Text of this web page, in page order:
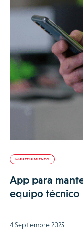
MANTENIMIENTO
App para
equipo técnico
4 Septiembre 2025